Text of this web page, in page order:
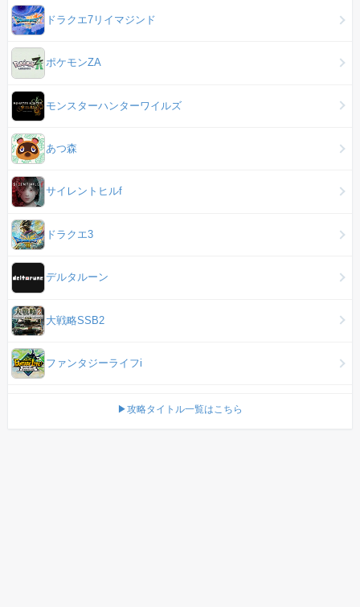
ドラクエ7リイマジンド
ポケモンZA
モンスターハンターワイルズ
あつ森
サイレントヒルf
ドラクエ3
デルタルーン
大戦略SSB2
ファンタジーライフi
▶攻略タイトル一覧はこちら